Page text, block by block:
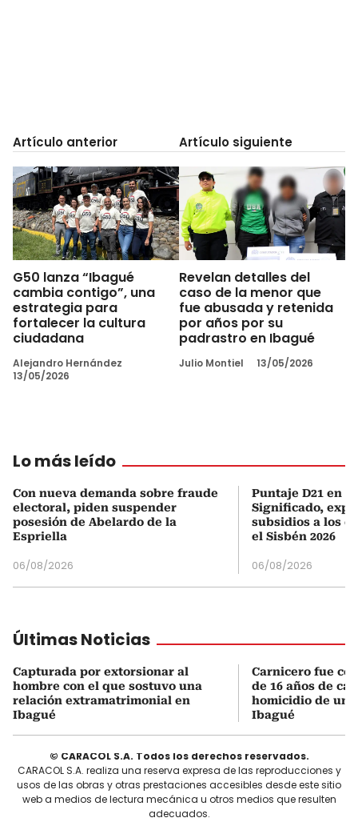
Artículo anterior
G50 lanza “Ibagué
cambia contigo”, una
estrategia para
fortalecer la cultura
ciudadana
Alejandro Hernández
13/05/2026
Artículo siguiente
Revelan detalles del
caso de la menor que
fue abusada y retenida
por años por su
padrastro en Ibagué
Julio Montiel 13/05/2026
Lo más leído
Con nueva demanda sobre fraude
electoral, piden suspender
posesión de Abelardo de la
Espriella
06/08/2026
Puntaje D21 en
Significado,
subsidios a los
el Sisbén 2026
06/08/2026
Últimas Noticias
Capturada por extorsionar al
hombre con el que sostuvo una
relación extramatrimonial en
Ibagué
Carnicero fue
de 16 años de
homicidio de un
Ibagué
© CARACOL S.A. Todos los derechos reservados.
CARACOL S.A. realiza una reserva expresa de las reproducciones y
usos de las obras y otras prestaciones accesibles desde este sitio
web a medios de lectura mecánica u otros medios que resulten
adecuados.